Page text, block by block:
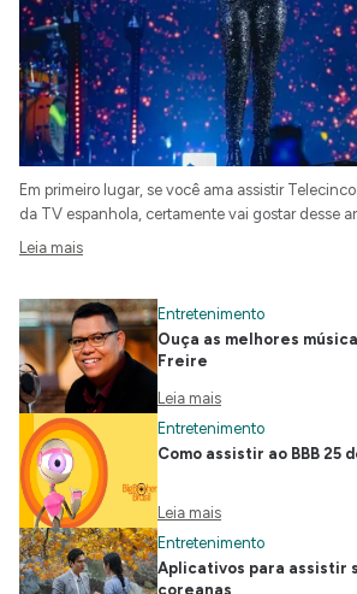
Em primeiro lugar, se você ama assistir
da TV espanhola, certamente vai gostar desse
Leia mais
Entretenimento
Ouça as melhores
Freire
Leia mais
Entretenimento
Como assistir ao BBB 25
Leia mais
Entretenimento
Aplicativos para assistir
coreanas